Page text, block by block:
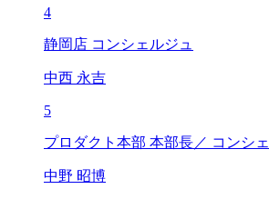
4
静岡店 コンシェルジュ
中西 永吉
5
プロダクト本部 本部長／ コンシ
中野 昭博